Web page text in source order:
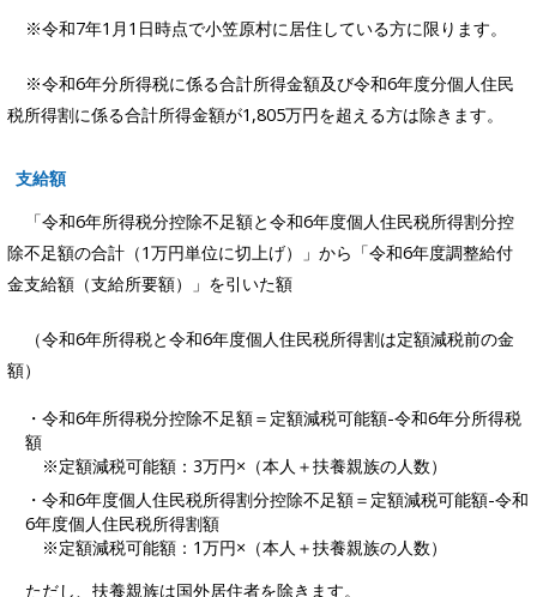
※令和7年1月1日時点で小笠原村に居住している方に限ります。
※令和6年分所得税に係る合計所得金額及び令和6年度分個人住民
税所得割に係る合計所得金額が1,805万円を超える方は除きます。
支給額
「令和6年所得税分控除不足額と令和6年度個人住民税所得割分控
除不足額の合計（1万円単位に切上げ）」から「令和6年度調整給付
金支給額（支給所要額）」を引いた額
（令和6年所得税と令和6年度個人住民税所得割は定額減税前の金
額）
・令和6年所得税分控除不足額＝定額減税可能額-令和6年分所得税
額
※定額減税可能額：3万円×（本人＋扶養親族の人数）
・令和6年度個人住民税所得割分控除不足額＝定額減税可能額-令和
6年度個人住民税所得割額
※定額減税可能額：1万円×（本人＋扶養親族の人数）
ただし、扶養親族は国外居住者を除きます。